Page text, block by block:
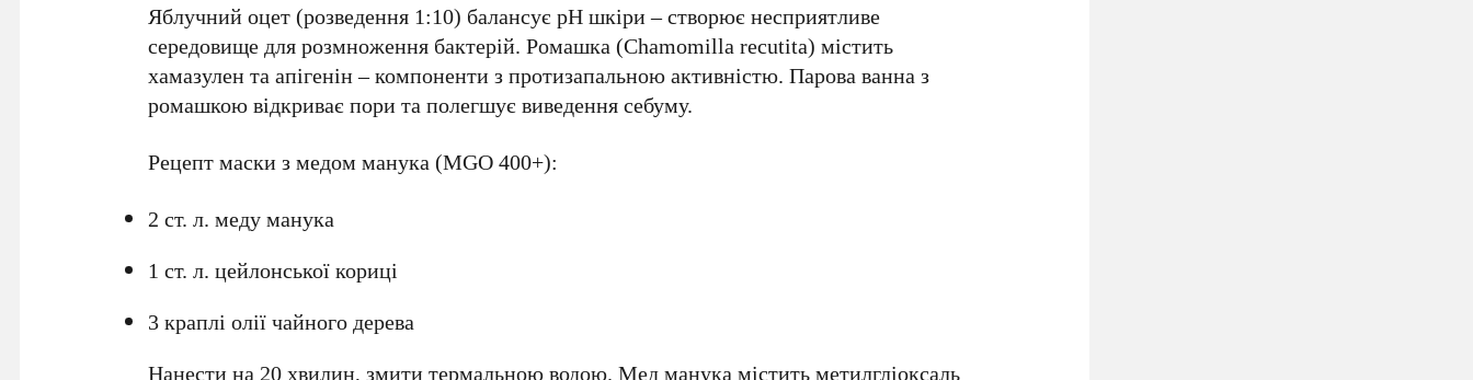
Яблучний оцет (розведення 1:10) балансує pH шкіри – створює несприятливе
середовище для розмноження бактерій. Ромашка (Chamomilla recutita) містить
хамазулен та апігенін – компоненти з протизапальною активністю. Парова ванна з
ромашкою відкриває пори та полегшує виведення себуму.
Рецепт маски з медом манука (MGO 400+):
2 ст. л. меду манука
1 ст. л. цейлонської кориці
3 краплі олії чайного дерева
Нанести на 20 хвилин, змити термальною водою. Мед манука містить метилгліоксаль